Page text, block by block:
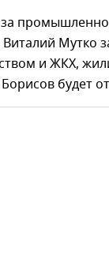
Виталий Мутко
и ЖКХ,
будет